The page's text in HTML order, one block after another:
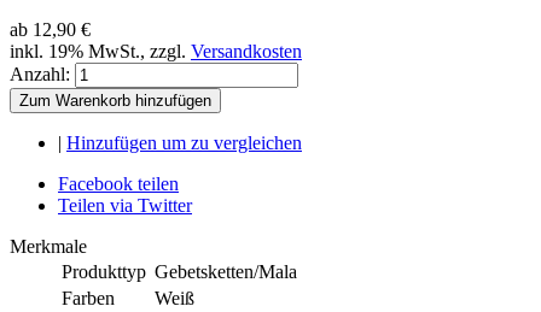
ab 12,90 €
inkl. 19% MwSt., zzgl. Versandkosten
Anzahl:
Zum Warenkorb hinzufügen
| Hinzufügen um zu vergleichen
Facebook teilen
Teilen via Twitter
Merkmale
Produkttyp Gebetsketten/Mala
Farben
Weiß